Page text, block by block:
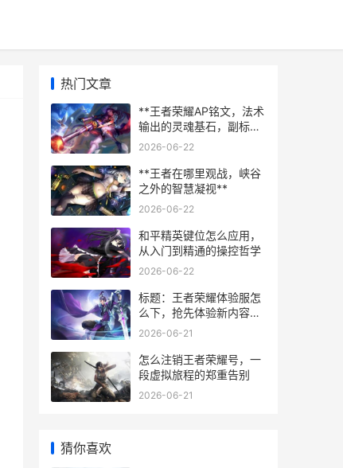
热门文章
**王者荣耀AP铭文，法术
输出的灵魂基石，副标
题，穿透与冷却的永恒博
2026-06-22
**王者在哪里观战，峡谷
之外的智慧凝视**
2026-06-22
和平精英键位怎么应用，
从入门到精通的操控哲学
2026-06-22
标题：王者荣耀体验服怎
么下，抢先体验新内容的
完整指南 副标题：资深玩
得
2026-06-21
怎么注销王者荣耀号，一
段虚拟旅程的郑重告别
2026-06-21
猜你喜欢